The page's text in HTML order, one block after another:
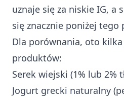
uznaje się za niskie IG, a
się znacznie poniżej tego
Dla porównania, oto
produktów:
Serek wiejski (1% lub 2%
Jogurt grecki naturalny